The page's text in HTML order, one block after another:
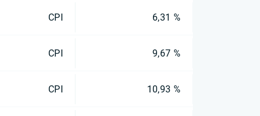
CPI 6,31 %
CPI 9,67 %
CPI 10,93 %